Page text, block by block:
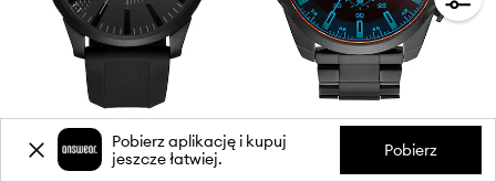
Diesel - Zegarek DZ1807
Diesel - Zegarek DZ4318
Pobierz aplikację i kupuj
jeszcze łatwiej.
Pobierz